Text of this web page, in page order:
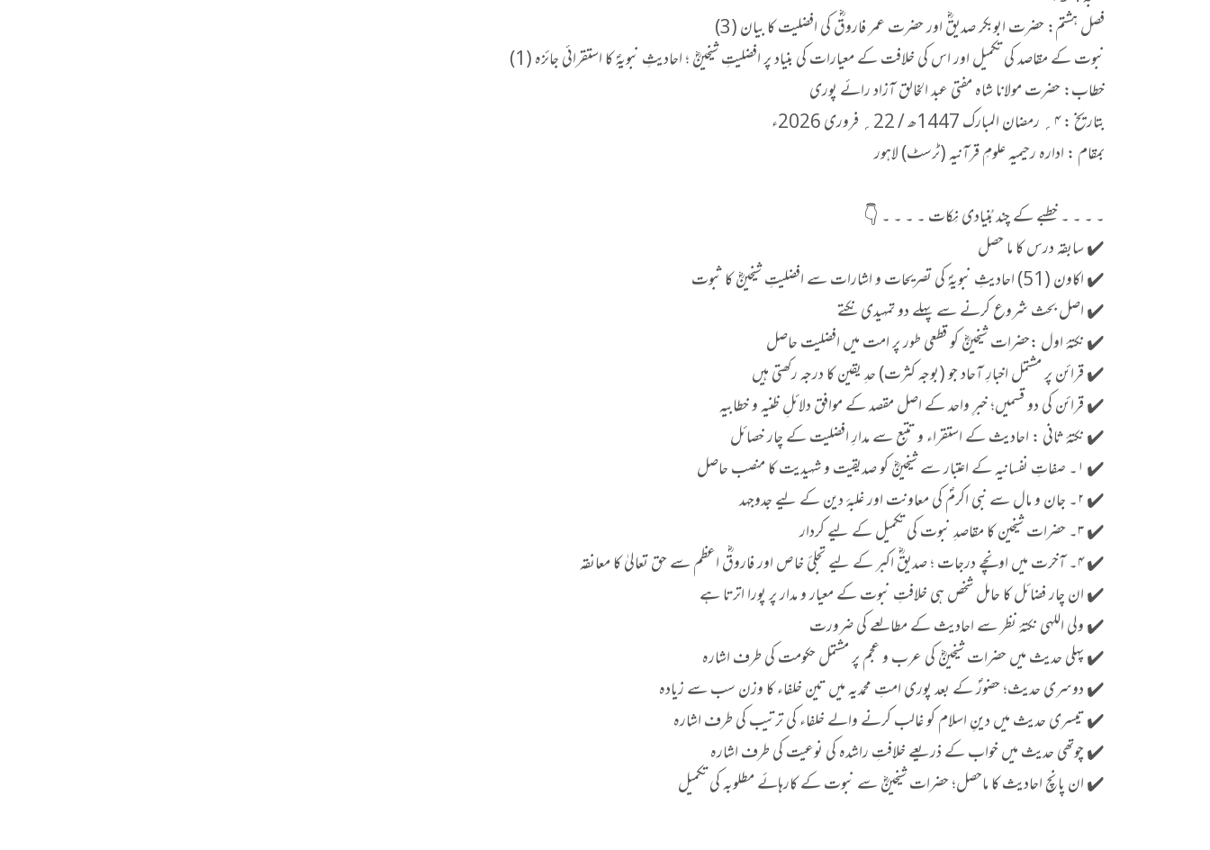
فصل ہشتم: حضرت ابوبکر صدیقؓ اور حضرت عمر فاروقؓ کی افضلیت کا بیان (3)
نبوت کے مقاصد کی تکمیل اور اس کی خلافت کے معیارات کی بنیاد پر افضلیتِ شیخینؓ ؛ احادیثِ نبویہؐ کا استقرائی جائزہ (1)
خطاب: حضرت مولانا شاہ مفتی عبد الخالق آزاد رائے پوری
بتاریخ : ۴؍ رمضان المبارک 1447ھ / 22؍ فروری 2026ء
بمقام : ادارہ رحیمیہ علومِ قرآنیہ (ٹرسٹ) لاہور
۔ ۔ ۔ ۔ خطبے کے چند بُنیادی نِکات ۔ ۔ ۔ ۔ 👇
✔️ سابقہ درس کا ما حصل
✔️ اکاون (51) احادیثِ نبویہؐ کی تصریحات و اشارات سے افضلیتِ شیخینؓ کا ثبوت
✔️ اصل بحث شروع کرنے سے پہلے دو تمہیدی نکتے
✔️ نکتۂ اول :حضرات شیخینؓ کو قطعی طور پر امت میں افضلیت حاصل
✔️ قرائن پر مشتمل اخبارِ آحاد جو (بوجہ کثرت) حدِ یقین کا درجہ رکھتی ہیں
✔️ قرائن کی دو قسمیں؛ خبرِ واحد کے اصل مقصد کے موافق دلائلِ ظنیہ و خطابیہ
✔️ نکتۂ ثانی : احادیث کے استقراء و تتبع سے مدارِ افضلیت کے چار خصائل
✔️ ۱۔ صفاتِ نفسانیہ کے اعتبار سے شیخینؓ کو صدیقیت و شہیدیت کا منصب حاصل
✔️ ۲۔ جان و مال سے نبی اکرمؐ کی معاونت اور غلبۂ دین کے لیے جدوجہد
✔️ ۳۔ حضرات شیخین کا مقاصدِ نبوت کی تکمیل کے لیے کردار
✔️ ۴۔ آخرت میں اونچے درجات ؛ صدیقؓ اکبر کے لیے تجلئ خاص اور فاروقؓ اعظم سے حق تعالیٰ کا معانقہ
✔️ ان چار فضائل کا حامل شخص ہی خلافتِ نبوت کے معیار و مدار پر پورا اترتا ہے
✔️ ولی اللہی نکتۂ نظر سے احادیث کے مطالعے کی ضرورت
✔️ پہلی حدیث میں حضرات شیخینؓ کی عرب و عجم پر مشتمل حکومت کی طرف اشارہ
✔️ دوسری حدیث؛ حضورؐ کے بعد پوری امتِ محمدیہ میں تین خلفاء کا وزن سب سے زیادہ
✔️ تیسری حدیث میں دینِ اسلام کو غالب کرنے والے خلفاء کی ترتیب کی طرف اشارہ
✔️ چوتھی حدیث میں خواب کے ذریعے خلافتِ راشدہ کی نوعیت کی طرف اشارہ
✔️ ان پانچ احادیث کا ماحصل؛ حضرات شیخینؓ سے نبوت کے کارہائے مطلوبہ کی تکمیل